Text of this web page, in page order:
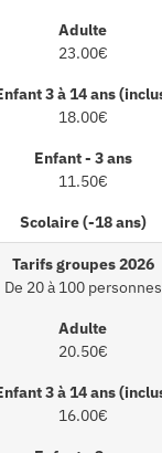
23.00€
18.00€
11.50€
De 20 à 100 personnes
20.50€
16.00€